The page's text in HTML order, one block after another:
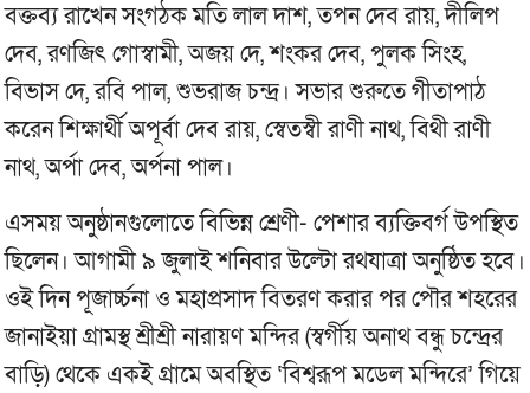
বক্তব্য রাখেন সংগঠক মতি লাল দাশ, তপন দেব রায়, দীলিপ
দেব, রণজিৎ গোস্বামী, অজয় দে, শংকর দেব, পুলক সিংহ,
বিভাস দে, রবি পাল, শুভরাজ চন্দ্র। সভার শুরুতে গীতাপাঠ
করেন শিক্ষার্থী অপূর্বা দেব রায়, স্বেতস্বী রাণী নাথ, বিথী রাণী
নাথ, অর্পা দেব, অর্পনা পাল।
এসময় অনুষ্ঠানগুলোতে বিভিন্ন শ্রেণী- পেশার ব্যক্তিবর্গ উপস্থিত
ছিলেন। আগামী ৯ জুলাই শনিবার উল্টো রথযাত্রা অনুষ্ঠিত হবে।
ওই দিন পূজার্চ্চনা ও মহাপ্রসাদ বিতরণ করার পর পৌর শহরের
জানাইয়া গ্রামস্থ শ্রীশ্রী নারায়ণ মন্দির (স্বর্গীয় অনাথ বন্ধু চন্দ্রের
বাড়ি) থেকে একই গ্রামে অবস্থিত ‘বিশ্বরূপ মডেল মন্দিরে’ গিয়ে